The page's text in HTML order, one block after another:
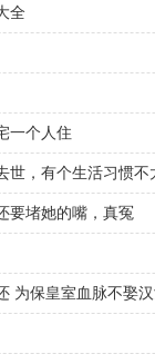
全
一个人住
世，有个生活习惯不
要堵她的嘴，真冤
为保皇室血脉不娶